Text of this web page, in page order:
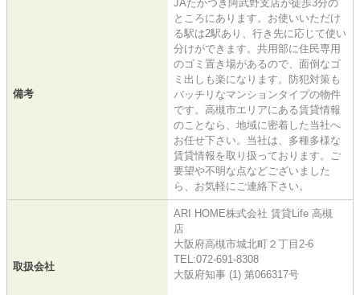
備考
JAたかつき阿武野支店が徒歩3分の
ところにあります。お使いいただけ
る駅は2駅あり、行き先に応じて使い
分けができます。共用部に住民専用
のゴミ置き場があるので、面倒なゴ
ミ出しも楽になります。防犯対策も
バッチリなマンションタイプの物件
です。高槻市エリアにある賃貸情報
のことなら、地域に密着した当社へ
お任せ下さい。当社は、多種多様な
賃貸情報を取り扱っております。ご
要望や不明な点などございました
ら、お気軽にご連絡下さい。
取扱会社
ARI HOME株式会社 賃貸Life 高槻
店
大阪府高槻市城北町２丁目2-6
TEL:072-691-8308
大阪府知事 (1) 第066317号